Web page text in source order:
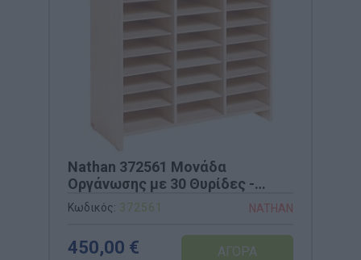
Nathan 372561 Μονάδα
Οργάνωσης με 30 Θυρίδες -
100x41,5x106cm
Κωδικός: 372561 NATHAN
450,00 €